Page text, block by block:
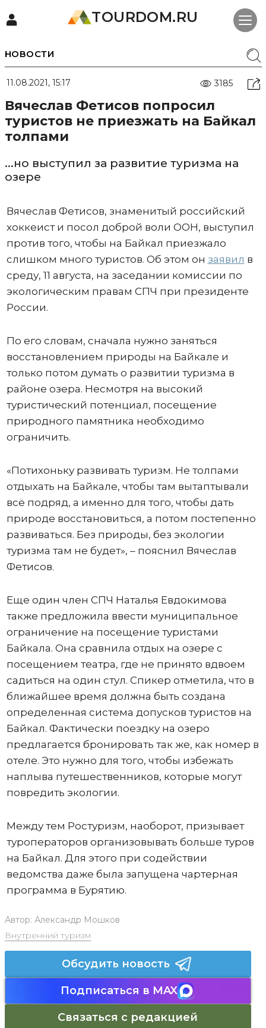
TOURDOM.RU
НОВОСТИ
11.08.2021, 15:17 3185
Вячеслав Фетисов попросил
туристов не приезжать на Байкал
толпами
...но выступил за развитие туризма на
озере
Вячеслав Фетисов, знаменитый российский
хоккеист и посол доброй воли ООН, выступил
против того, чтобы на Байкал приезжало
слишком много туристов. Об этом он заявил в
среду, 11 августа, на заседании комиссии по
экологическим правам СПЧ при президенте
России.
По его словам, сначала нужно заняться
восстановлением природы на Байкале и
только потом думать о развитии туризма в
районе озера. Несмотря на высокий
туристический потенциал, посещение
природного памятника необходимо
ограничить.
«Потихоньку развивать туризм. Не толпами
отдыхать на Байкале, чтобы там вытаптывали
всё подряд, а именно для того, чтобы дать
природе восстановиться, а потом постепенно
развиваться. Без природы, без экологии
туризма там не будет», – пояснил Вячеслав
Фетисов.
Еще один член СПЧ Наталья Евдокимова
также предложила ввести муниципальное
ограничение на посещение туристами
Байкала. Она сравнила отдых на озере с
посещением театра, где не принято вдвоем
садиться на один стул. Спикер отметила, что в
ближайшее время должна быть создана
определенная система допусков туристов на
Байкал. Фактически поездку на озеро
предлагается бронировать так же, как номер в
отеле. Это нужно для того, чтобы избежать
наплыва путешественников, которые могут
повредить экологии.
Между тем Ростуризм, наоборот, призывает
туроператоров организовывать больше туров
на Байкал. Для этого при содействии
ведомства даже была запущена чартерная
программа в Бурятию.
Автор: Александр Мошков
Внутренний туризм
Обсудить новость
Подписаться в MAX
Связаться с редакцией